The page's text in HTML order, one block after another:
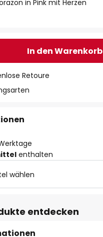
in Pink mit Herzen
In den Warenkorb
Retoure
enthalten
wählen
entdecken